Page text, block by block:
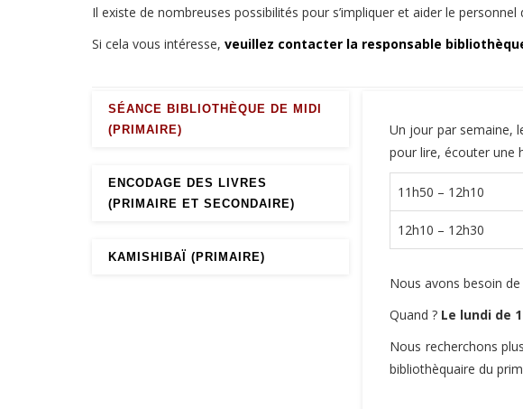
Il existe de nombreuses possibilités pour s’impliquer et aider le
Si cela vous intéresse, veuillez contacter la responsable
SÉANCE BIBLIOTHÈQUE DE MIDI
(PRIMAIRE)
ENCODAGE DES LIVRES
(PRIMAIRE ET SECONDAIRE)
KAMISHIBAÏ (PRIMAIRE)
Un jour par semaine,
pour lire, écouter une
11h50 – 12h10
12h10 – 12h30
Nous avons besoin
Quand ? Le lundi de
Nous recherchons
bibliothèquaire du